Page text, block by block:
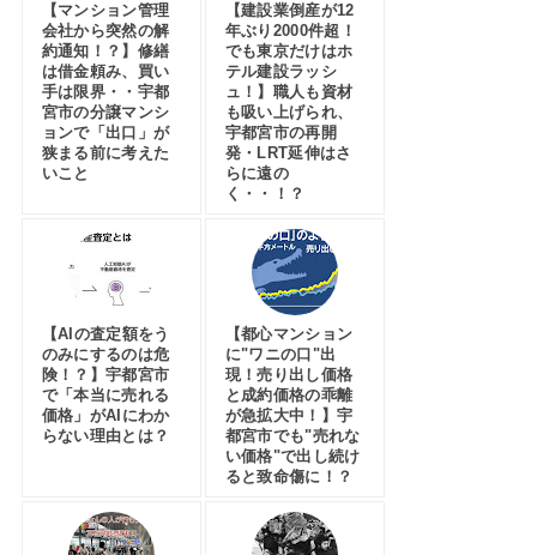
【マンション管理
会社から突然の解
約通知！？】修繕
は借金頼み、買い
手は限界・・宇都
宮市の分譲マンシ
ョンで「出口」が
狭まる前に考えた
いこと
【建設業倒産が12
年ぶり2000件超！
でも東京だけはホ
テル建設ラッシ
ュ！】職人も資材
も吸い上げられ、
宇都宮市の再開
発・LRT延伸はさ
らに遠の
く・・！？
【AIの査定額をう
のみにするのは危
険！？】宇都宮市
で「本当に売れる
価格」がAIにわか
らない理由とは？
【都心マンション
に"ワニの口"出
現！売り出し価格
と成約価格の乖離
が急拡大中！】宇
都宮市でも"売れな
い価格"で出し続け
ると致命傷に！？